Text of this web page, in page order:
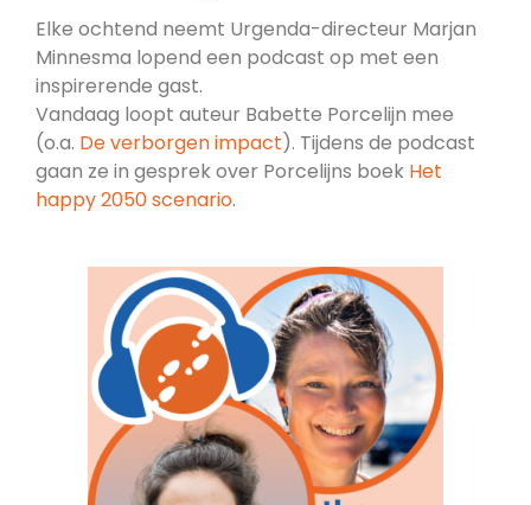
Elke ochtend neemt Urgenda-directeur Marjan
Minnesma lopend een podcast op met een
inspirerende gast.
Vandaag loopt auteur Babette Porcelijn mee
(o.a. De verborgen impact). Tijdens de podcast
gaan ze in gesprek over Porcelijns boek Het
happy 2050 scenario.